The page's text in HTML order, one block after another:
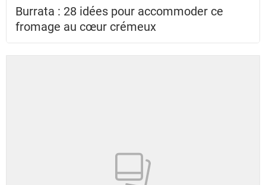
Burrata : 28 idées pour accommoder ce
fromage au cœur crémeux